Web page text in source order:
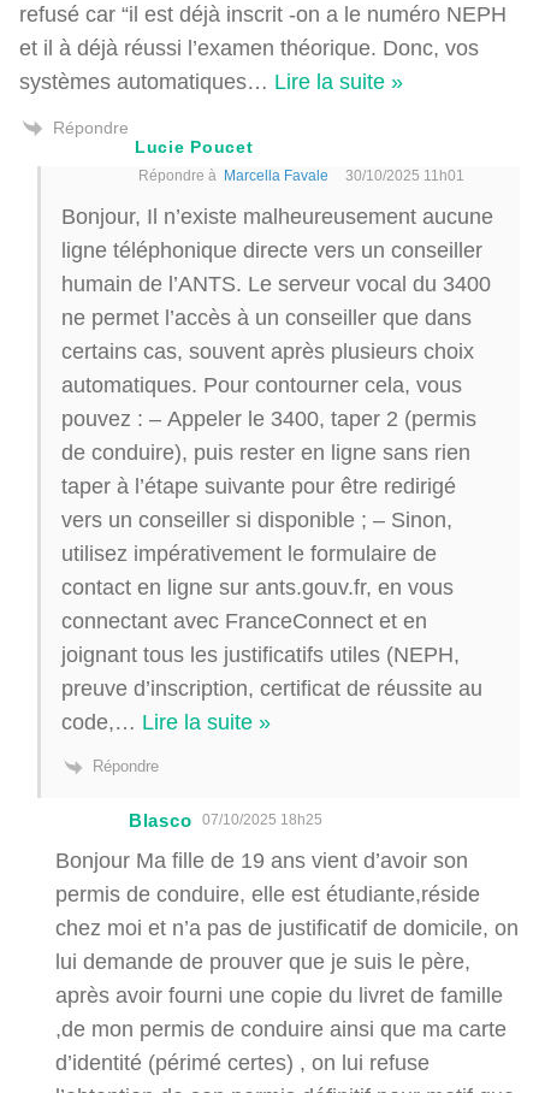
refusé car “il est déjà inscrit -on a le numéro NEPH
et il à déjà réussi l’examen théorique. Donc, vos
systèmes automatiques… Lire la suite »
Répondre
Lucie Poucet
Répondre à Marcella Favale 30/10/2025 11h01
Bonjour, Il n’existe malheureusement aucune
ligne téléphonique directe vers un conseiller
humain de l’ANTS. Le serveur vocal du 3400
ne permet l’accès à un conseiller que dans
certains cas, souvent après plusieurs choix
automatiques. Pour contourner cela, vous
pouvez : – Appeler le 3400, taper 2 (permis
de conduire), puis rester en ligne sans rien
taper à l’étape suivante pour être redirigé
vers un conseiller si disponible ; – Sinon,
utilisez impérativement le formulaire de
contact en ligne sur ants.gouv.fr, en vous
connectant avec FranceConnect et en
joignant tous les justificatifs utiles (NEPH,
preuve d’inscription, certificat de réussite au
code,… Lire la suite »
Répondre
Blasco 07/10/2025 18h25
Bonjour Ma fille de 19 ans vient d’avoir son
permis de conduire, elle est étudiante,réside
chez moi et n’a pas de justificatif de domicile, on
lui demande de prouver que je suis le père,
après avoir fourni une copie du livret de famille
,de mon permis de conduire ainsi que ma carte
d’identité (périmé certes) , on lui refuse